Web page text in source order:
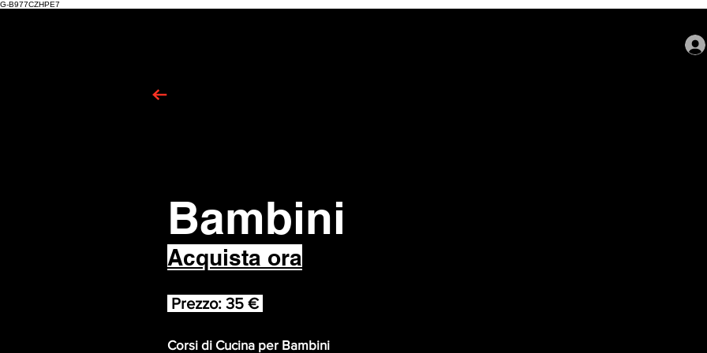
G-B977CZHPE7
Bambini
Acquista ora
Prezzo: 35 €
Corsi di Cucina per Bambini